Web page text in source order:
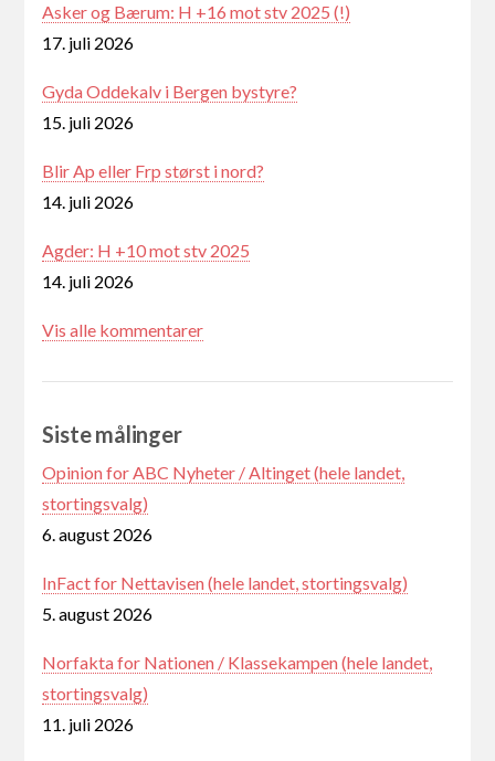
Asker og Bærum: H +16 mot stv 2025 (!)
17. juli 2026
Gyda Oddekalv i Bergen bystyre?
15. juli 2026
Blir Ap eller Frp størst i nord?
14. juli 2026
Agder: H +10 mot stv 2025
14. juli 2026
Vis alle kommentarer
Siste målinger
Opinion for ABC Nyheter / Altinget (hele landet,
stortingsvalg)
6. august 2026
InFact for Nettavisen (hele landet, stortingsvalg)
5. august 2026
Norfakta for Nationen / Klassekampen (hele landet,
stortingsvalg)
11. juli 2026